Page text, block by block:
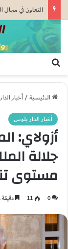
الرئيسية/أخبار
أخبار الدار بلوس
أزولاي:
جلالة
مستوى
0
11